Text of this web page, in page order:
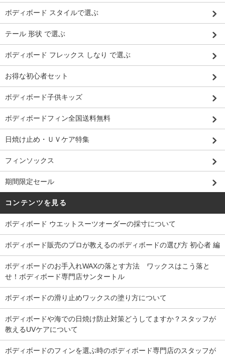
ボディボード スタイルで選ぶ
テール 形状 で選ぶ
ボディボード フレックス しなり で選ぶ
お得な初心者セット
ボディボード子供キッズ
ボディボードフィン全国送料無料
日焼け止め・ＵＶケア特集
フィンソックス
期間限定セール
コンテンツを見る
ボディボード ウエットスーツオーダーの採寸について
ボディボード販売のプロが教えるのボディボードの選び方 初心者 編
ボディボードのお手入れWAXの落とす方法 ワックスはこう落と
せ！ボディボード専門店サンタートル
ボディボードの滑り止めワックスの塗り方について
ボディボードや海での日焼け防止対策どうしてますか？スタッフが
教えるUVケアについて
ボディボードのフィンを選ぶ時のボディボード専門店のスタッフが